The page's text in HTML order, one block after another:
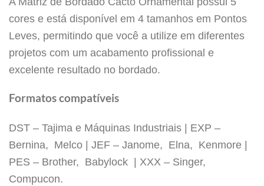
cores e está disponível em 4 tamanhos em Pontos
Leves, permitindo que você a utilize em diferentes
projetos com um acabamento profissional e
excelente resultado no bordado.
Formatos compatíveis
DST – Tajima e Máquinas Industriais | EXP –
Bernina, Melco | JEF – Janome, Elna, Kenmore |
PES – Brother, Babylock | XXX – Singer,
Compucon.
Tamanhos